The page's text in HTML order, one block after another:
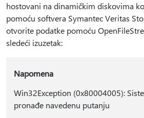
hostovani na dinamičkim diskovima
pomoću softvera Symantec Veritas
otvorite podatke pomoću
sledeći izuzetak:
Napomena
Win32Exception (0x80004005):
pronađe navedenu putanju